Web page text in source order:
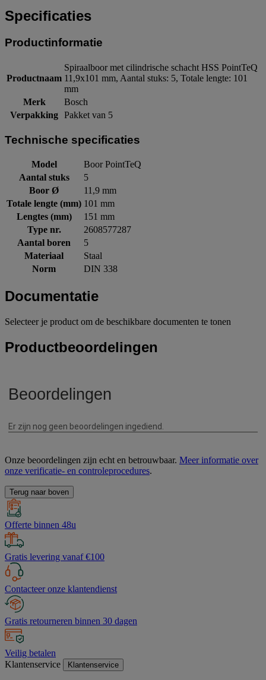
Specificaties
Productinformatie
Productnaam
Spiraalboor met cilindrische schacht HSS PointTeQ
11,9x101 mm, Aantal stuks: 5, Totale lengte: 101
mm
Merk
Bosch
Verpakking Pakket van 5
Technische specificaties
Model
Boor PointTeQ
Aantal stuks
5
Boor Ø
11,9 mm
Totale lengte (mm) 101 mm
Lengtes (mm)
151 mm
Type nr.
2608577287
Aantal boren
5
Materiaal
Staal
Norm
DIN 338
Documentatie
Selecteer je product om de beschikbare documenten te tonen
Productbeoordelingen
Onze beoordelingen zijn echt en betrouwbaar. Meer informatie over
onze verificatie- en controleprocedures.
Terug naar boven
Offerte binnen 48u
Gratis levering vanaf €100
Contacteer onze klantendienst
Gratis retourneren binnen 30 dagen
Veilig betalen
Klantenservice
Klantenservice